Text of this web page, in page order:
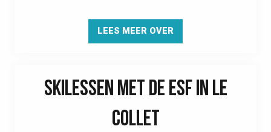
LEES MEER OVER
SKILESSEN MET DE ESF IN LE
COLLET